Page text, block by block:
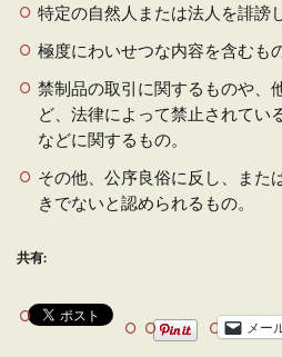
特定の自然人または法人を誹謗
極度にわいせつな内容を含むもの
禁制品の取引に関するものや、
ど、法律によって禁止されてい
などに関するもの。
その他、公序良俗に反し、また
きでないと認められるもの。
共有:
メー